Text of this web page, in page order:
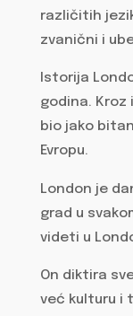
različitih
zvanični i
Istorija
godina. Kroz
bio jako
Evropu.
London je
grad u
videti u
On diktira
već kulturu i